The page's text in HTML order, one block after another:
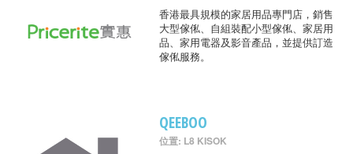
香港最具規模的家居用品專門店，銷售
大型傢俬、自組裝配小型傢俬、家居用
品、家用電器及影音產品，並提供訂造
傢俬服務。
QEEBOO
位置: L8 KISOK